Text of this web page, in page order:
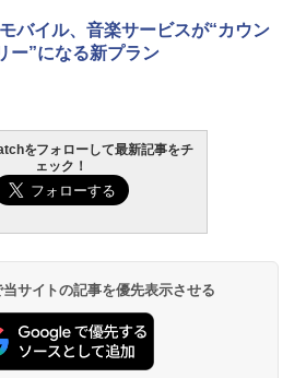
バイル、音楽サービスが“カウン
ー”になる新プラン
をフォローして最新記事をチ
ェック！
サイトの記事を優先表示させる